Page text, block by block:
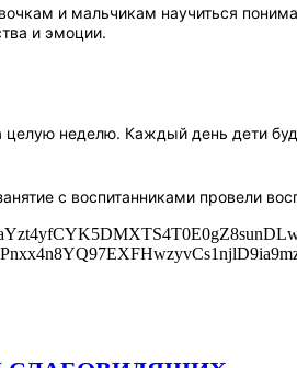
и мальчикам научиться
и эмоции.
целую неделю. Каждый день дети
с воспитанниками провели